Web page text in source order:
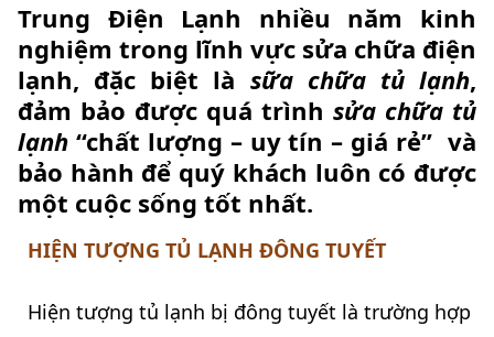
Trung Điện Lạnh nhiều năm kinh
nghiệm trong lĩnh vực sửa chữa điện
lạnh, đặc biệt là sữa chữa tủ lạnh,
đảm bảo được quá trình sửa chữa tủ
lạnh “chất lượng – uy tín – giá rẻ” và
bảo hành để quý khách luôn có được
một cuộc sống tốt nhất.
HIỆN TƯỢNG TỦ LẠNH ĐÔNG TUYẾT
Hiện tượng tủ lạnh bị đông tuyết là trường hợp